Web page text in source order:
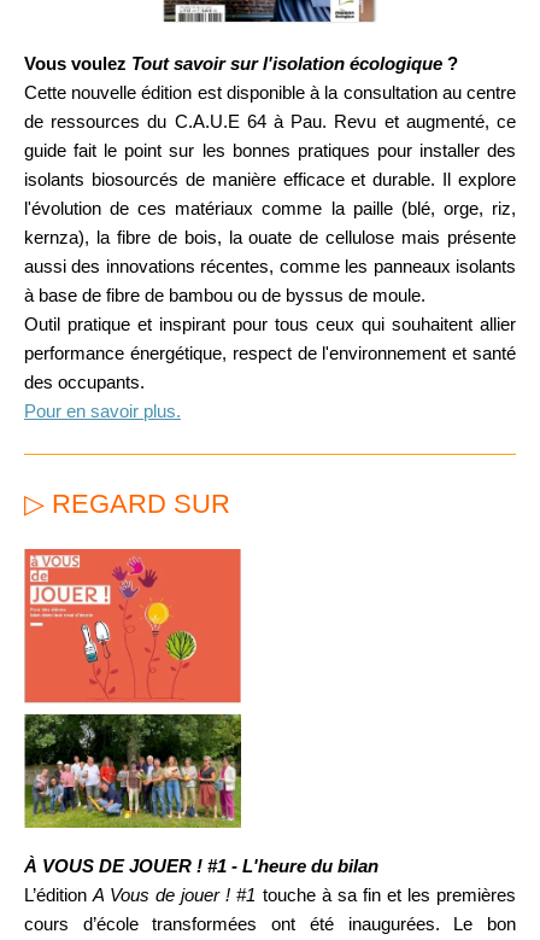
Vous voulez Tout savoir sur l'isolation écologique ?
Cette nouvelle édition est disponible à la consultation au centre
de ressources du C.A.U.E 64 à Pau. Revu et augmenté, ce
guide fait le point sur les bonnes pratiques pour installer des
isolants biosourcés de manière efficace et durable. Il explore
l'évolution de ces matériaux comme la paille (blé, orge, riz,
kernza), la fibre de bois, la ouate de cellulose mais présente
aussi des innovations récentes, comme les panneaux isolants
à base de fibre de bambou ou de byssus de moule.
Outil pratique et inspirant pour tous ceux qui souhaitent allier
performance énergétique, respect de l'environnement et santé
des occupants.
Pour en savoir plus.
▷ REGARD SUR
À VOUS DE JOUER ! #1 - L'heure du bilan
L’éditionA Vous de jouer ! #1 touche à sa fin et les premières
cours d’école transformées ont été inaugurées. Le bon